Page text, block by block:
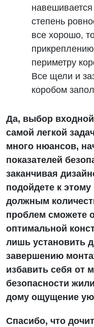
степень
все хорошо,
периметру
Все щели и
коробом
Да, выбор
самой легкой
много нюансов,
показателей
заканчивая
подойдете к
должным
проблем сможете
оптимальной
лишь установить
завершению
избавить себя от
безопасности
дому ощущение
Спасибо, что